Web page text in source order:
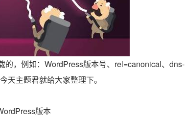
，例如：WordPress版本号、rel=canonical、dns-
天主题君就给大家整理下。
版本